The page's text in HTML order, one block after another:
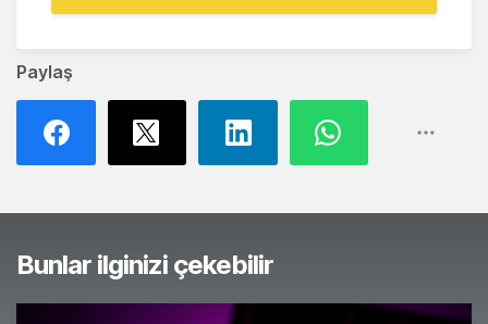
Paylaş
Bunlar ilginizi çekebilir